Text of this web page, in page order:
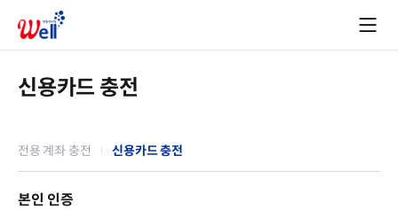
신용카드 충전
전용 계좌 충전 신용카드 충전
본인 인증